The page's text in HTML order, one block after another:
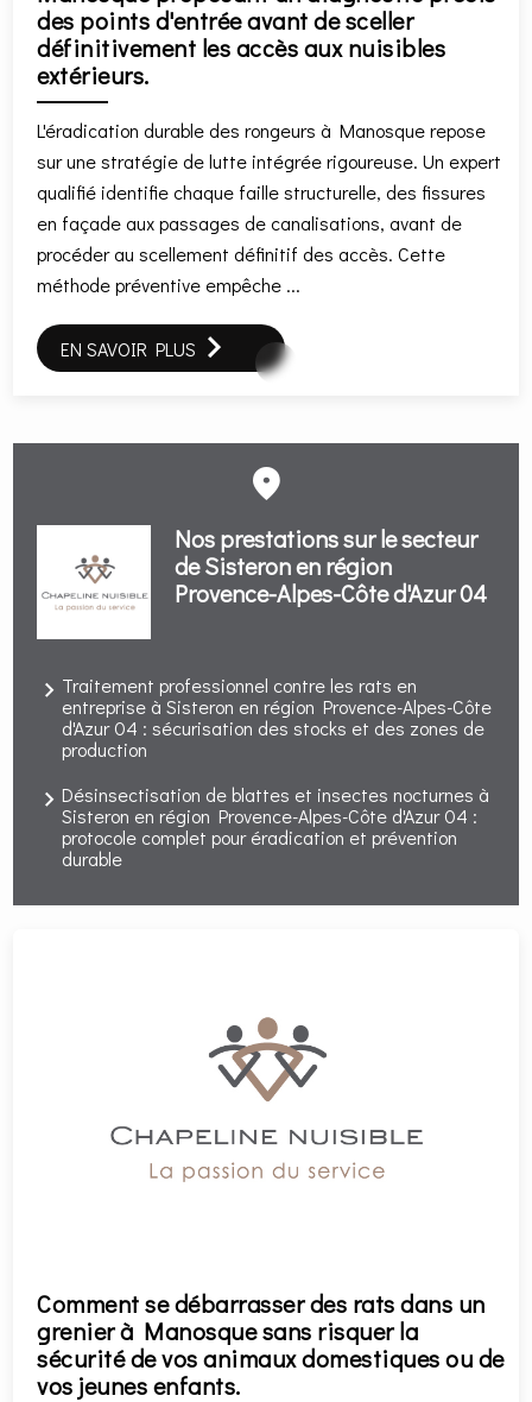
des points d'entrée avant de sceller
définitivement les accès aux nuisibles
extérieurs.
L'éradication durable des rongeurs à Manosque repose
sur une stratégie de lutte intégrée rigoureuse. Un expert
qualifié identifie chaque faille structurelle, des fissures
en façade aux passages de canalisations, avant de
procéder au scellement définitif des accès. Cette
méthode préventive empêche ...
EN SAVOIR PLUS
Nos prestations sur le secteur
de Sisteron en région
Provence-Alpes-Côte d'Azur 04
Traitement professionnel contre les rats en
entreprise à Sisteron en région Provence-Alpes-Côte
d'Azur 04 : sécurisation des stocks et des zones de
production
Désinsectisation de blattes et insectes nocturnes à
Sisteron en région Provence-Alpes-Côte d'Azur 04 :
protocole complet pour éradication et prévention
durable
Comment se débarrasser des rats dans un
grenier à Manosque sans risquer la
sécurité de vos animaux domestiques ou de
vos jeunes enfants.